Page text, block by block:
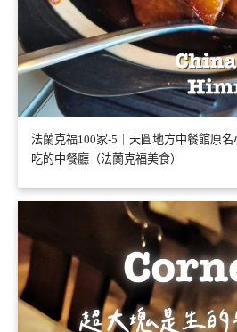
法蘭克福100家-5｜天圓地方中餐館原
吃的中餐廳（法蘭克福美食）